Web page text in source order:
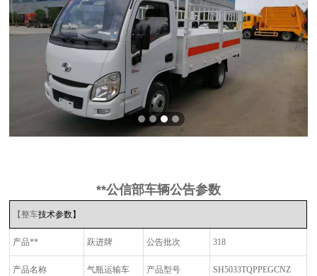
**公信部车辆公告参数
【整车技术参数】
产品** 跃进牌 公告批次 318
产品名称 气瓶运输车 产品型号 SH5033TQPPEGCNZ